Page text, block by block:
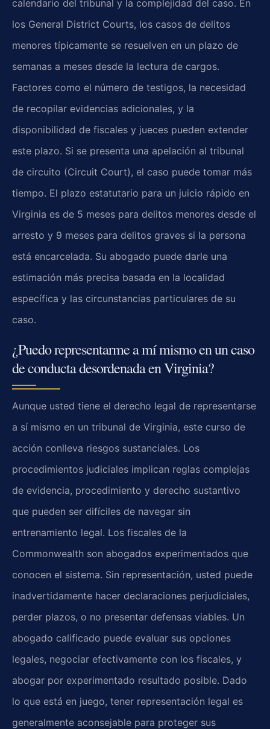
calendario del tribunal y la complejidad del caso. En
los General District Courts, los casos de delitos
menores típicamente se resuelven en un plazo de
semanas a meses desde la lectura de cargos.
Factores como el número de testigos, la necesidad
de recopilar evidencias adicionales, y la
disponibilidad de fiscales y jueces pueden extender
este plazo. Si se presenta una apelación al tribunal
de circuito (Circuit Court), el caso puede tomar más
tiempo. El plazo estatutario para un juicio rápido en
Virginia es de 5 meses para delitos menores desde el
arresto y 9 meses para delitos graves si la persona
está encarcelada. Su abogado puede darle una
estimación más precisa basada en la localidad
específica y las circunstancias particulares de su
caso.
¿Puedo representarme a mí mismo en un caso
de conducta desordenada en Virginia?
Aunque usted tiene el derecho legal de representarse
a sí mismo en un tribunal de Virginia, este curso de
acción conlleva riesgos sustanciales. Los
procedimientos judiciales implican reglas complejas
de evidencia, procedimiento y derecho sustantivo
que pueden ser difíciles de navegar sin
entrenamiento legal. Los fiscales de la
Commonwealth son abogados experimentados que
conocen el sistema. Sin representación, usted puede
inadvertidamente hacer declaraciones perjudiciales,
perder plazos, o no presentar defensas viables. Un
abogado calificado puede evaluar sus opciones
legales, negociar efectivamente con los fiscales, y
abogar por experimentado resultado posible. Dado
lo que está en juego, tener representación legal es
generalmente aconsejable para proteger sus